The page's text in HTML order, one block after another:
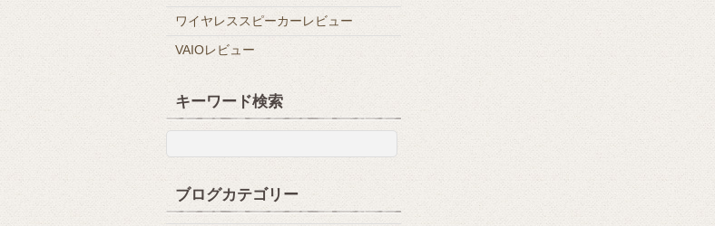
ワイヤレススピーカーレビュー
VAIOレビュー
キーワード検索
ブログカテゴリー